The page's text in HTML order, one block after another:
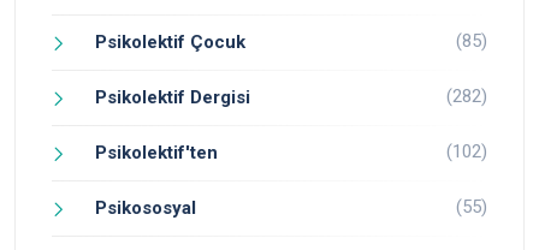
Psikolektif Çocuk (85)
Psikolektif Dergisi (282)
Psikolektif'ten (102)
Psikososyal (55)